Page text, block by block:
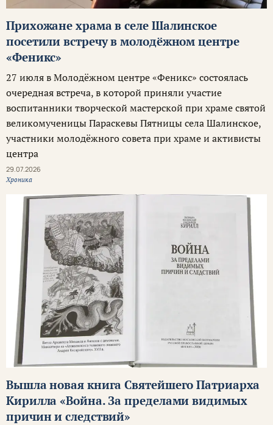
Прихожане храма в селе Шалинское
посетили встречу в молодёжном центре
«Феникс»
27 июля в Молодёжном центре «Феникс» состоялась
очередная встреча, в которой приняли участие
воспитанники творческой мастерской при храме святой
великомученицы Параскевы Пятницы села Шалинское,
участники молодёжного совета при храме и активисты
центра
29.07.2026
Хроника
Вышла новая книга Святейшего Патриарха
Кирилла «Война. За пределами видимых
причин и следствий»